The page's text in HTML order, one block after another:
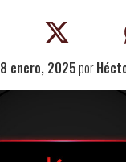
8 enero, 2025por